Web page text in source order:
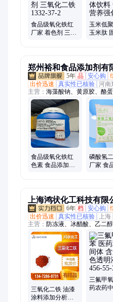
胱氨酸盐酸盐、工业级VC、L-
酸、L-丙氨酸、酪蛋白酸钠、
钠、硒代蛋氨酸、烟酸/烟酰胺
食品级氧化铁红
厂家 着色剂 三氧
玉米低
玉米肽
郑州裕和食品添加剂有
5年 品 安心购
出价迅速
真实性已核验 河南
主营： 海藻酸钠、黄原胶、酪
基乙酸、瓜尔胶/瓜尔豆胶、核
果酸、柠檬酸、乳酸链球菌素
酸、色氨酸、牛磺酸、山梨酸
素
食品级氧化铁红
色素 食品添加剂
磷酸氢
厂家 食
上海鸿状化工科技有限
6年 档 安心购
出价迅速
真实性已核验
上海
主营： 防冻液、冰醋酸、乙二
啶、丙二醇、羟基苯、14丁二
腈、化工苯酚、1.4丁二醇、医
价位四氢、乙腈工业、乙酸乙
业、求购苯酚、高纯三氯、实
三氧化二铁 油漆
涂料添加分析试
三氟甲
药农药